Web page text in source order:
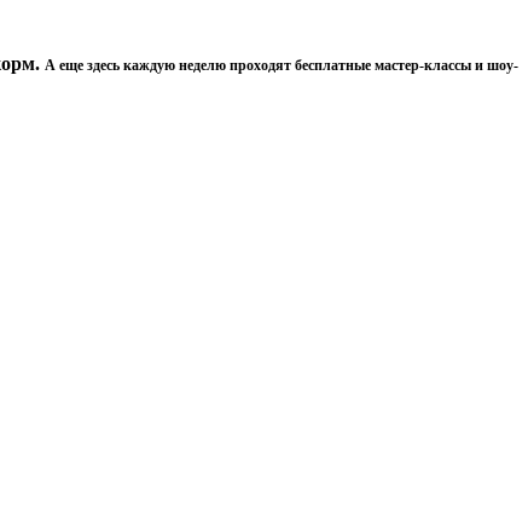
А еще здесь каждую неделю проходят бесплатные мастер-классы и шоу-